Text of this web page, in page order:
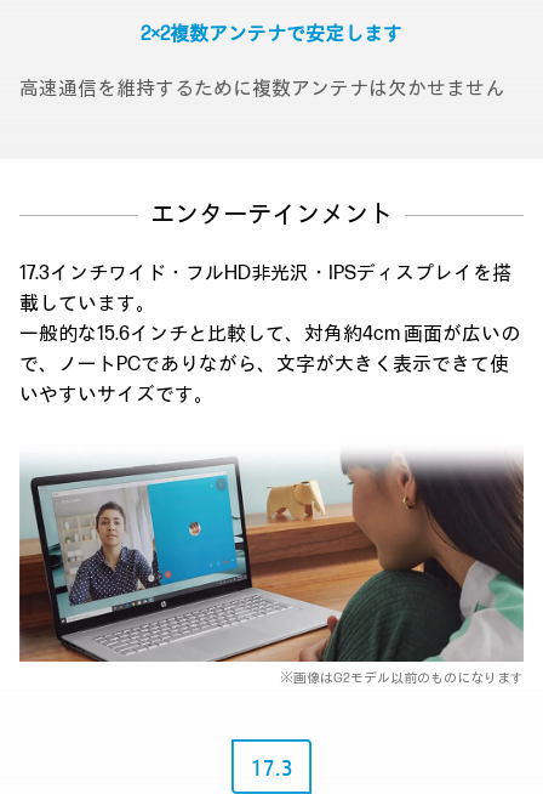
2×2複数アンテナで安定します
高速通信を維持するために複数アンテナは欠かせません
エンターテインメント
17.3インチワイド・フルHD非光沢・IPSディスプレイを搭
載しています。
一般的な15.6インチと比較して、対角約4cm 画面が広いの
で、ノートPCでありながら、 文字が大きく表示できて使
いやすいサイズです。
※画像はG2モデル以前のものになります
17.3